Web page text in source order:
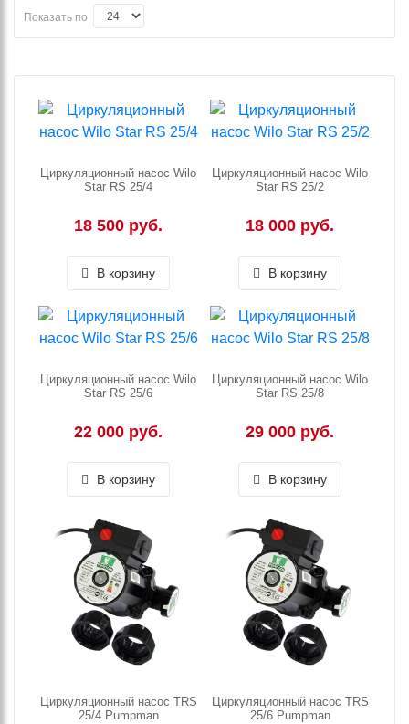
Показать по
Циркуляционный насос Wilo
Star RS 25/4
18 500 руб.
В корзину
Циркуляционный насос Wilo
Star RS 25/2
18 000 руб.
В корзину
Циркуляционный насос Wilo
Star RS 25/6
22 000 руб.
В корзину
Циркуляционный насос Wilo
Star RS 25/8
29 000 руб.
В корзину
Циркуляционный насос TRS
25/4 Pumpman
Циркуляционный насос TRS
25/6 Pumpman